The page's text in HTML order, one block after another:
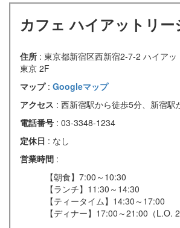
カフェ ハイアットリー
住所 : 東京都新宿区西新宿2-7-2 ハイア
東京 2F
マップ : Googleマップ
アクセス : 西新宿駅から徒歩5分、新宿駅
電話番号 : 03-3348-1234
定休日 : なし
営業時間 :
【朝食】7:00～10:30
【ランチ】11:30～14:30
【ティータイム】14:30～17:00
【ディナー】17:00～21:00（L.O.